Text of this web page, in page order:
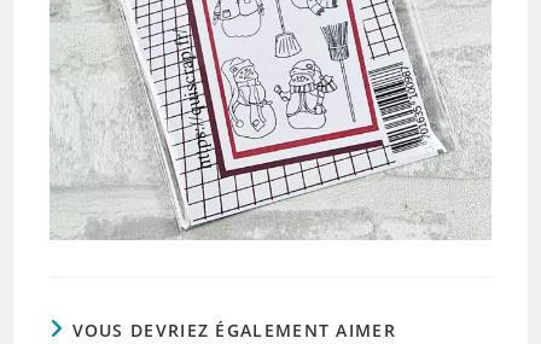
VOUS DEVRIEZ ÉGALEMENT AIMER